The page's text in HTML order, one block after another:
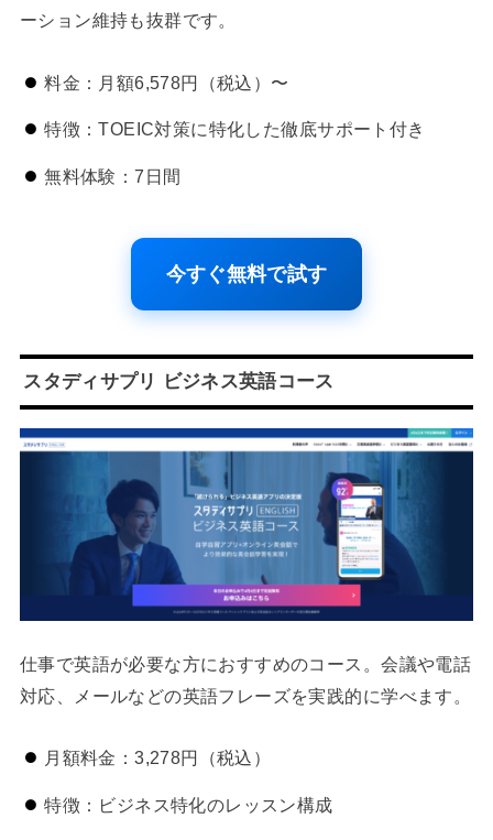
ーション維持も抜群です。
料金：月額6,578円（税込）〜
特徴：TOEIC対策に特化した徹底サポート付き
無料体験：7日間
今すぐ無料で試す
スタディサプリ ビジネス英語コース
仕事で英語が必要な方におすすめのコース。会議や電話
対応、メールなどの英語フレーズを実践的に学べます。
月額料金：3,278円（税込）
特徴：ビジネス特化のレッスン構成